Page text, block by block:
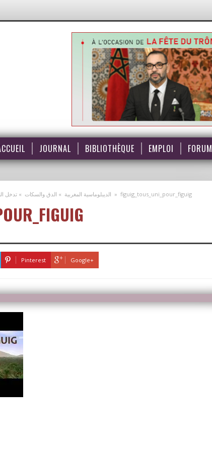
JOURNAL BIBLIOTHÈQUE EMPLOI FORUM
الديبلوماسية المغربية » الدق والسكات » تدخل » figuig_tous_uni_pour_figuig
Pinterest Google+